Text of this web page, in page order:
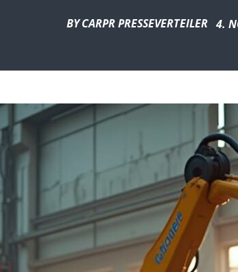
BY CARPR PRESSEVERTEILER 4.